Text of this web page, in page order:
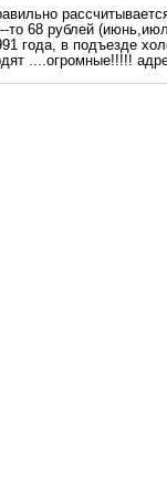
68 рублей
года, в подъезде
....огромные!!!!!